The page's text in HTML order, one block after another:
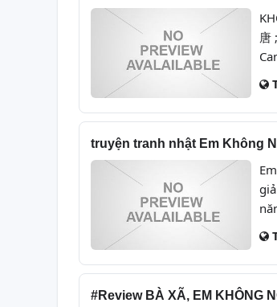
唐
truyện tranh nhật Em Không
#Review BÀ XÃ, EM KHÔNG